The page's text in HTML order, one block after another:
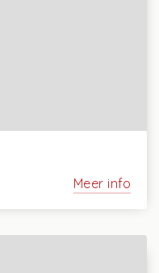
Meer info